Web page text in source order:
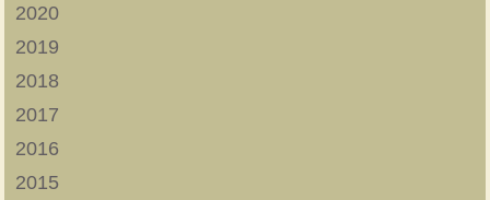
2020
2019
2018
2017
2016
2015